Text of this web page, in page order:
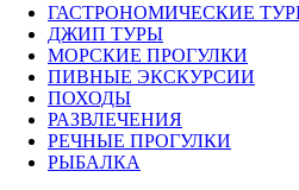
ГАСТРОНОМИЧЕСКИЕ
ДЖИП ТУРЫ
МОРСКИЕ ПРОГУЛКИ
ПИВНЫЕ ЭКСКУРСИИ
ПОХОДЫ
РАЗВЛЕЧЕНИЯ
РЕЧНЫЕ ПРОГУЛКИ
РЫБАЛКА